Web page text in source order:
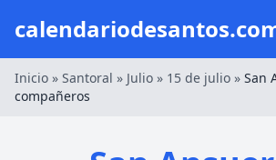
Inicio » Santoral » Julio » 15 de julio » San
compañeros